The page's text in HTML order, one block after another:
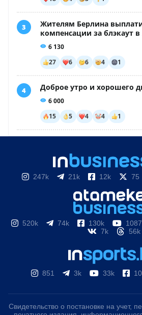
247k 21k 12k 75
520k 74k 130k
7k
56k
851 3k 33k 10
Свидетельство о постановке на учет,